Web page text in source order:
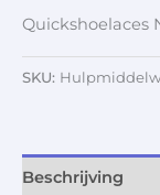
Quickshoelaces
SKU:
Beschrijving